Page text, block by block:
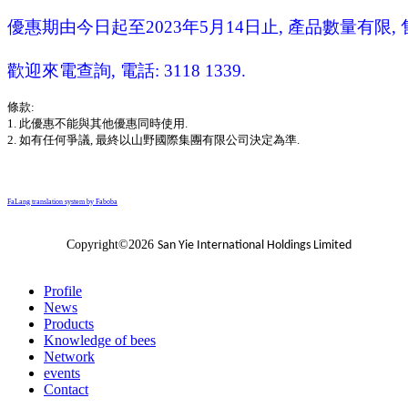
優惠期由今日起至2023年5月14日止, 產品數量有限,
歡迎來電查詢, 電話: 3118 1339.
條款:
1. 此優惠不能與其他優惠同時使用.
2. 如有任何爭議, 最終以山野國際集團有限公司決定為準.
FaLang translation system by Faboba
Copyright©2026 San Yie International Holdings Limited
Profile
News
Products
Knowledge of bees
Network
events
Contact